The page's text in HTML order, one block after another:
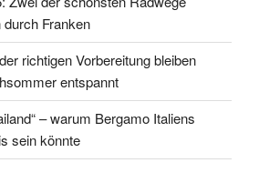
Franken
richtigen Vorbereitung bleiben
entspannt
– warum Bergamo Italiens
sein könnte